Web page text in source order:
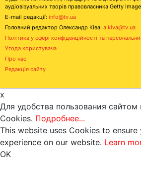
аудіовізуальних творів правовласника Getty
E-mail редакції: info@tv.ua
Головний редактор Олександр Ківа: a.kiva@tv.ua
Політика у сфері конфіденційності та
Угода користувача
Про нас
Редакція сайту
x
Для удобства пользования сайтом
Cookies. Подробнее...
This website uses Cookies to
experience on our website. Learn
OK